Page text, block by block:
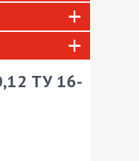
ТУ 16-